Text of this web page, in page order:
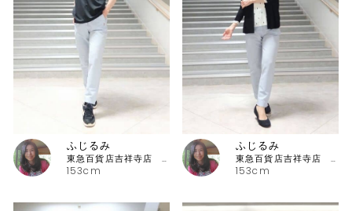
153cm
ふじるみ
東急百貨店吉祥寺店 ピッコーネ
153cm
ふじるみ
東急百貨店吉祥寺店 ピッコーネ